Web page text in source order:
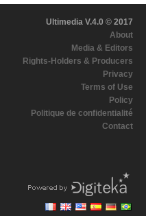
Ultimedia V.4.0 © 2017
About
Media & Editors
Rights-Holders & Producers
Privacy
Terms of Use
Policy
Politique de confidentialité
Contact